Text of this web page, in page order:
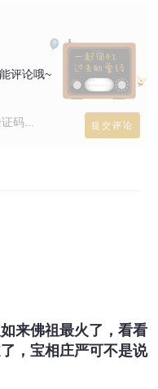
评论哦~
码...
来佛祖最火了，看看
，宝相庄严可不是说